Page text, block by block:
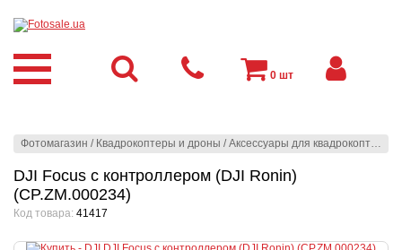
Фотомагазин / Квадрокоптеры и дроны /Аксессуары для квадрокоптеров
DJI Focus с контроллером (DJI Ronin)
(CP.ZM.000234)
Код товара: 41417
0 шт